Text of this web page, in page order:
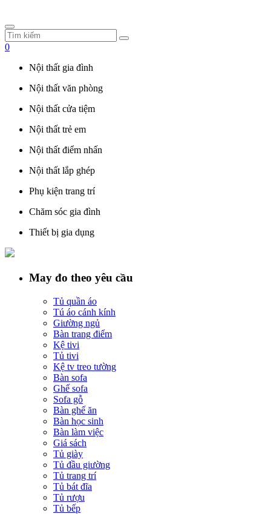
0
Nội thất gia đình
Nội thất văn phòng
Nội thất cửa tiệm
Nội thất trẻ em
Nội thất điểm nhấn
Nội thất lắp ghép
Phụ kiện trang trí
Chăm sóc gia đình
Thiết bị gia dụng
May đo theo yêu cầu
Tủ quần áo
Tú áo cánh kính
Giường ngủ
Bàn trang điểm
Kệ tivi
Tủ tivi
Kệ tv treo tường
Bàn sofa
Ghế sofa
Sofa gỗ
Bàn ghế ăn
Bàn học sinh
Bàn làm việc
Giá sách
Tủ giày
Tủ đầu giường
Tủ trang trí
Tủ bát đĩa
Tủ rượu
Tủ bếp